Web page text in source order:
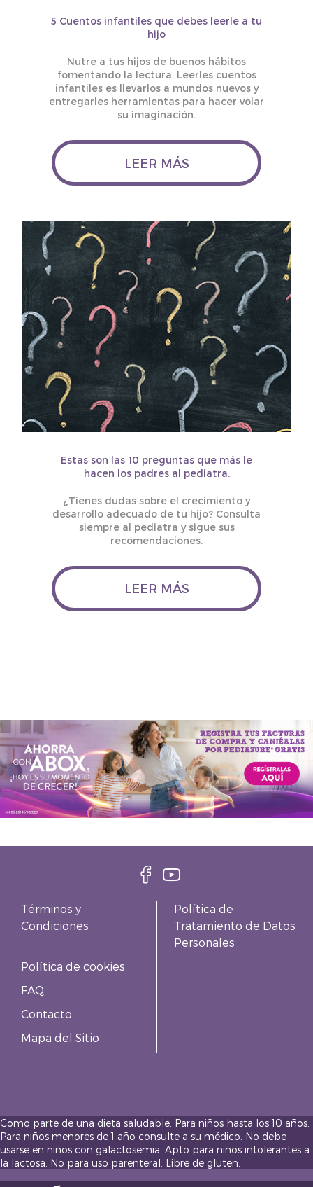
5 Cuentos infantiles que debes leerle a tu
hijo
Nutre a tus hijos de buenos hábitos
fomentando la lectura. Leerles cuentos
infantiles es llevarlos a mundos nuevos y
entregarles herramientas para hacer volar
su imaginación.
LEER MÁS
Estas son las 10 preguntas que más le
hacen los padres al pediatra.
¿Tienes dudas sobre el crecimiento y
desarrollo adecuado de tu hijo? Consulta
siempre al pediatra y sigue sus
recomendaciones.
LEER MÁS
Términos y
Condiciones
Política de
Tratamiento de Datos
Personales
Política de cookies
FAQ
Contacto
Mapa del Sitio
Como parte de una dieta saludable. Para niños hasta los 10 años.
Para niños menores de 1 año consulte a su médico. No debe
usarse en niños con galactosemia. Apto para niños intolerantes a
la lactosa. No para uso parenteral. Libre de gluten.